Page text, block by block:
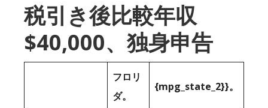
税引き後比較年収
$40,000、独身申告
フロリ
ダ。
{mpg_state_2}}。